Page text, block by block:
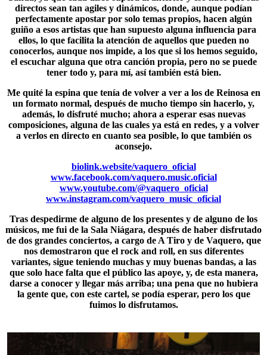
directos sean tan agiles y dinámicos, donde, aunque podían
perfectamente apostar por solo temas propios, hacen algún
guiño a esos artistas que han supuesto alguna influencia para
ellos, lo que facilita la atención de aquellos que pueden no
conocerlos, aunque nos impide, a los que si los hemos seguido,
el escuchar alguna que otra canción propia, pero no se puede
tener todo y, para mí, así también está bien.
Me quité la espina que tenía de volver a ver a los de Reinosa en
un formato normal, después de mucho tiempo sin hacerlo, y,
además, lo disfruté mucho; ahora a esperar esas nuevas
composiciones, alguna de las cuales ya está en redes, y a volver
a verlos en directo en cuanto sea posible, lo que también os
aconsejo.
biolink.website/vaquero_oficial
www.facebook.com/vaquero.music.oficial
www.youtube.com/@vaquero_oficial
www.instagram.com/vaquero_music_oficial
Tras despedirme de alguno de los presentes y de alguno de los
músicos, me fui de la Sala Niágara, después de haber disfrutado
de dos grandes conciertos, a cargo de A Tiro y de Vaquero, que
nos demostraron que el rock and roll, en sus diferentes
variantes, sigue teniendo muchas y muy buenas bandas, a las
que solo hace falta que el público las apoye, y, de esta manera,
darse a conocer y llegar más arriba; una pena que no hubiera
la gente que, con este cartel, se podía esperar, pero los que
fuimos lo disfrutamos.